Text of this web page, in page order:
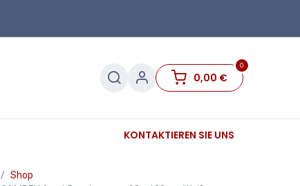
0
0,00 €
Sockelleisten Sale
KONTAKTIEREN SIE UNS
Shop